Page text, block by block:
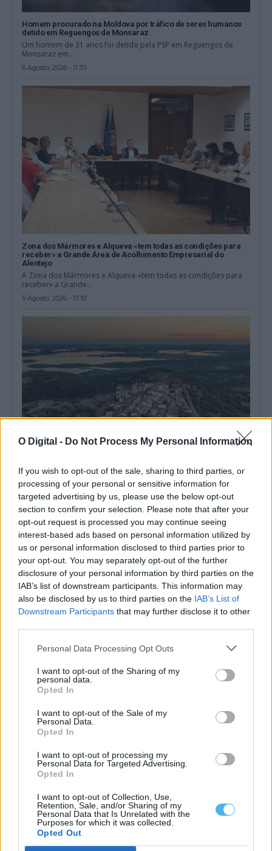
O Digital - Do Not Process My Personal Information
If you wish to opt-out of the sale, sharing to third parties, or
processing of your personal or sensitive information for
targeted advertising by us, please use the below opt-out
section to confirm your selection. Please note that after your
opt-out request is processed you may continue seeing
interest-based ads based on personal information utilized by
us or personal information disclosed to third parties prior to
your opt-out. You may separately opt-out of the further
disclosure of your personal information by third parties on the
IAB’s list of downstream participants. This information may
also be disclosed by us to third parties on the IAB’s List of
Downstream Participants that may further disclose it to other
Personal Data Processing Opt Outs
I want to opt-out of the Sharing of my
personal data.
Opted In
I want to opt-out of the Sale of my
Personal Data.
Opted In
I want to opt-out of processing my
Personal Data for Targeted Advertising.
Opted In
I want to opt-out of Collection, Use,
Retention, Sale, and/or Sharing of my
Personal Data that Is Unrelated with the
Purposes for which it was collected.
Opted Out
Homem procurado na Moldova por tráfico de seres humanos
detido em Reguengos de Monsaraz
Um homem de 31 anos foi detido pela PSP em Reguengos de
Monsaraz em...
6 Agosto, 2026 - 11:33
Zona dos Mármores e Alqueva «tem todas as condições para
receber» a Grande Área de Acolhimento Empresarial do
Alentejo
A Zona dos Mármores e Alqueva «tem todas as condições para
receber» a Grande...
5 Agosto, 2026 - 17:10
Reguengos de Monsaraz: Exposição em Monsaraz retrata
património do Alentejo, Centro e Estremadura espanhola
As obras finalistas do 9.º Prémio Internacional de Fotografia
“Santiago Castelo” 2025 – EUROACE...
5 Agosto, 2026 - 17:00
Os sete municípios da Zona dos Mármores e Alqueva querem
acolher a grande área...